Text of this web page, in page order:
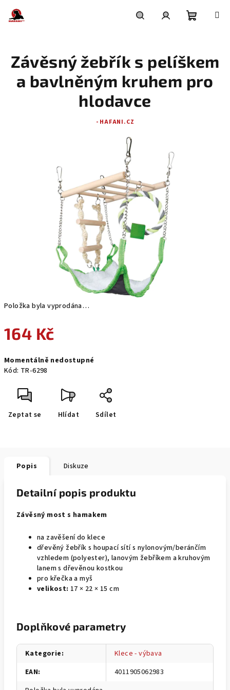
obsah
košík
Položka byla vyprodána…
164 Kč
cena:
Momentálně nedostupné
Kód: TR-6298
Zeptat se Hlídat Sdílet
Závěsný žebřík s pelíškem
a bavlněným kruhem pro
hlodavce
- HAFANI.CZ
Popis Diskuze
Detailní popis produktu
Závěsný most s hamakem
na zavěšení do klece
dřevěný žebřík s houpací sítí s nylonovým/beránčím
vzhledem (polyester), lanovým žebříkem a kruhovým
lanem s dřevěnou kostkou
pro křečka a myš
velikost: 17 × 22 × 15 cm
Doplňkové parametry
Kategorie:
Klece - výbava
EAN:
4011905062983